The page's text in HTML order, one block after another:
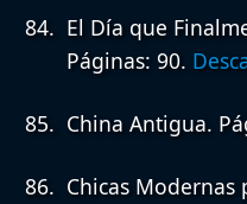
El Día que
Páginas: 90.
China Antigua.
Chicas Modernas